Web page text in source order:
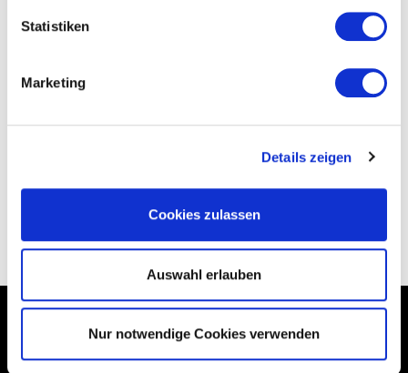
Statistiken
Marketing
Details zeigen
Cookies zulassen
Auswahl erlauben
Nur notwendige Cookies verwenden
*Alle Preise inkl. gesetzl. MwSt., zzgl.Versandkosten